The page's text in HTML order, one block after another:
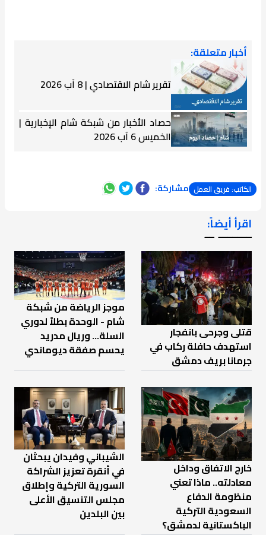
أخبار متعلقة:
تقرير شام الاقتصادي | 8 آب 2026
حصاد الأخبار من شبكة شام الإخبارية |
الخميس 6 آب 2026
الكاتب: فريق العمل مشاركة:
اقرأ أيضاً:
ـــــــ ــ
قتلى وجرحى بانفجار
استهدف حافلة ركاب في
جرمانا بريف دمشق
موجز الرياضة من شبكة
شام - الوحدة بطلاً لدوري
السلة... وريال مدريد
يحسم صفقة ديوماندي
خارج الاتفاق وداخل
معادلته.. ماذا تعني
منظومة الدفاع
السعودية التركية
الباكستانية لدمشق؟
الشيباني وفيدان يبحثان
في أنقرة تعزيز الشراكة
السورية التركية وإطلاق
مجلس التنسيق الأعلى
بين البلدين